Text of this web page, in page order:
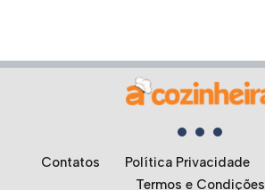
Contatos Política Privacidade
Termos e Condições